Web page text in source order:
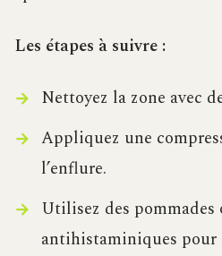
Les étapes à suivre :
Nettoyez la zone avec
Appliquez une
l’enflure.
Utilisez des pommades
antihistaminiques pour